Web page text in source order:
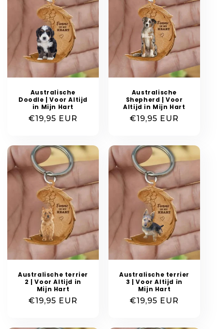
Australische
Doodle | Voor Altijd
in Mijn Hart
Normale
€19,95 EUR
Australische
Shepherd | Voor
Altijd in Mijn Hart
Normale
€19,95 EUR
Australische terrier
2 | Voor Altijd in
Mijn Hart
Normale
€19,95 EUR
Australische terrier
3 | Voor Altijd in
Mijn Hart
Normale
€19,95 EUR